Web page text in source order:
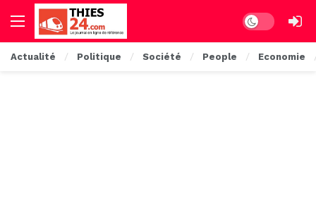
Dark mode
Actualité Politique Société People Economie